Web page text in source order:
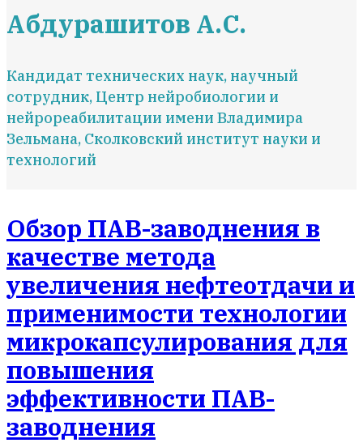
Абдурашитов А.С.
Кандидат технических наук, научный
сотрудник, Центр нейробиологии и
нейрореабилитации имени Владимира
Зельмана, Сколковский институт науки и
технологий
Обзор ПАВ-заводнения в
качестве метода
увеличения нефтеотдачи и
применимости технологии
микрокапсулирования для
повышения
эффективности ПАВ-
заводнения